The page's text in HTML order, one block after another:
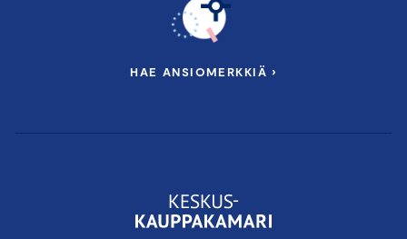
HAE ANSIOMERKKIÄ ›